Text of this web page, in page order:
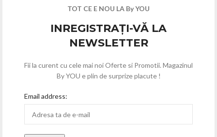
TOT CE E NOU LA By YOU
INREGISTRAȚI-VĂ LA
NEWSLETTER
Fii la curent cu cele mai noi Oferte si Promotii. Magazinul
By YOU e plin de surprize placute !
Email address: